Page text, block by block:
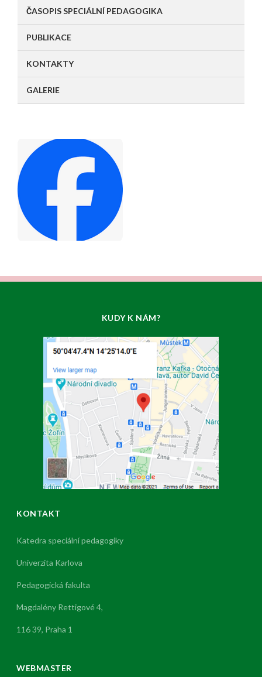
ČASOPIS SPECIÁLNÍ PEDAGOGIKA
PUBLIKACE
KONTAKTY
GALERIE
KUDY K NÁM?
KONTAKT
Katedra speciální pedagogiky
Univerzita Karlova
Pedagogická fakulta
Magdalény Rettigové 4,
116 39, Praha 1
WEBMASTER